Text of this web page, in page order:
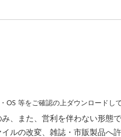
等をご確認の上ダウンロードし
、また、営利を伴わない形態で
ルの改変、雑誌・市販製品へ